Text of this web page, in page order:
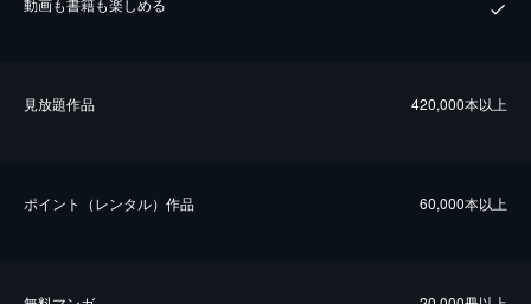
動画も書籍も楽しめる
⾒放題作品 420,000本以上
ポイント（レンタル）作品 60,000本以上